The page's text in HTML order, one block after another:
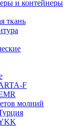
и контейнеры
ткань
F
молний